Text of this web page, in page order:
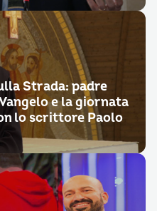
Strada: padre
e la giornata
lo scrittore Paolo